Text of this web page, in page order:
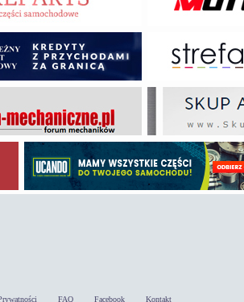
FAQ Facebook Kontakt